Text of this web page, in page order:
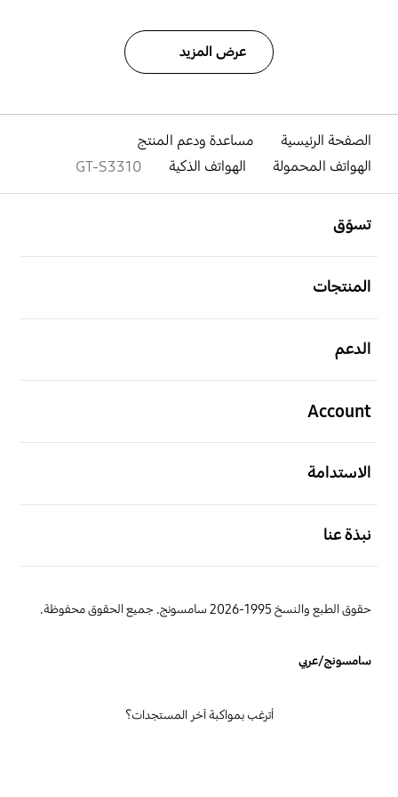
عرض المزيد
الصفحة الرئيسية
مساعدة ودعم المنتج
الهواتف المحمولة
الهواتف الذكية GT-S3310
تسوّق
المنتجات
الدعم
Account
الاستدامة
نبذة عنا
حقوق الطبع والنسخ 1995-2026 سامسونج. جميع الحقوق محفوظة.
سامسونج/عربي
أترغب بمواكبة آخر المستجدات؟